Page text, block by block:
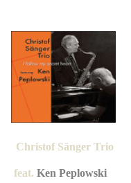
Christof Sänger Trio
feat. Ken Peplowski